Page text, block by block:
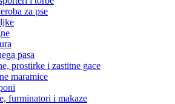
za pse
pasa
prostirke i zastitne gace
maramice
furminatori i makaze